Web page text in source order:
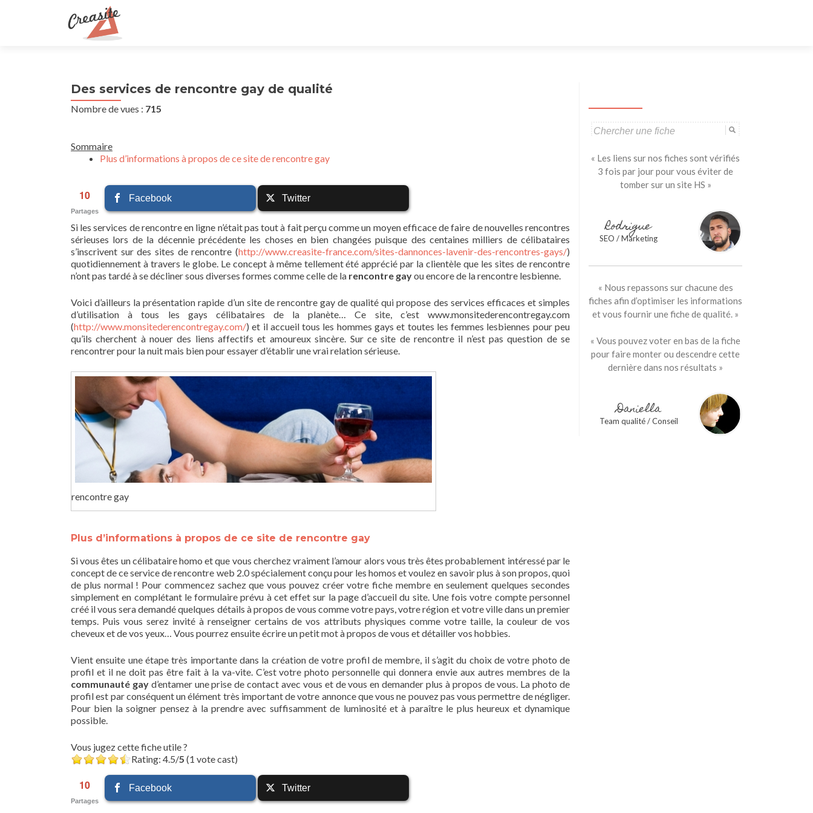
Des services de rencontre gay de qualité
Nombre de vues : 715
Sommaire
Plus d’informations à propos de ce site de rencontre gay
10
Partages
Facebook Twitter
Si les services de rencontre en ligne n’était pas tout à fait perçu comme un moyen efficace de faire de nouvelles rencontres
sérieuses lors de la décennie précédente les choses en bien changées puisque des centaines milliers de célibataires
s’inscrivent sur des sites de rencontre (http://www.creasite-france.com/sites-dannonces-lavenir-des-rencontres-gays/)
quotidiennement à travers le globe. Le concept à même tellement été apprécié par la clientèle que les sites de rencontre
n’ont pas tardé à se décliner sous diverses formes comme celle de la rencontre gayou encore de la rencontre lesbienne.
Voici d’ailleurs la présentation rapide d’un site de rencontre gay de qualité qui propose des services efficaces et simples
d’utilisation à tous les gays célibataires de la planète… Ce site, c’est www.monsitederencontregay.com
(http://www.monsitederencontregay.com/) et il accueil tous les hommes gays et toutes les femmes lesbiennes pour peu
qu’ils cherchent à nouer des liens affectifs et amoureux sincère. Sur ce site de rencontre il n’est pas question de se
rencontrer pour la nuit mais bien pour essayer d’établir une vrai relation sérieuse.
rencontre gay
Plus d’informations à propos de ce site de rencontre gay
Si vous êtes un célibataire homo et que vous cherchez vraiment l’amour alors vous très êtes probablement intéressé par le
concept de ce service de rencontre web 2.0 spécialement conçu pour les homos et voulez en savoir plus à son propos, quoi
de plus normal ! Pour commencez sachez que vous pouvez créer votre fiche membre en seulement quelques secondes
simplement en complétant le formulaire prévu à cet effet sur la page d’accueil du site. Une fois votre compte personnel
créé il vous sera demandé quelques détails à propos de vous comme votre pays, votre région et votre ville dans un premier
temps. Puis vous serez invité à renseigner certains de vos attributs physiques comme votre taille, la couleur de vos
cheveux et de vos yeux… Vous pourrez ensuite écrire un petit mot à propos de vous et détailler vos hobbies.
Vient ensuite une étape très importante dans la création de votre profil de membre, il s’agit du choix de votre photo de
profil et il ne doit pas être fait à la va-vite. C’est votre photo personnelle qui donnera envie aux autres membres de la
communauté gayd’entamer une prise de contact avec vous et de vous en demander plus à propos de vous. La photo de
profil est par conséquent un élément très important de votre annonce que vous ne pouvez pas vous permettre de négliger.
Pour bien la soigner pensez à la prendre avec suffisamment de luminosité et à paraître le plus heureux et dynamique
possible.
Vous jugez cette fiche utile ?
Rating: 4.5/5 (1 vote cast)
10
Partages
Facebook Twitter
Search
« Les liens sur nos fiches sont vérifiés
3 fois par jour pour vous éviter de
tomber sur un site HS »
Rodrigue
SEO / Marketing
« Nous repassons sur chacune des
fiches afin d’optimiser les informations
et vous fournir une fiche de qualité. »
« Vous pouvez voter en bas de la fiche
pour faire monter ou descendre cette
dernière dans nos résultats »
Daniella
Team qualité / Conseil